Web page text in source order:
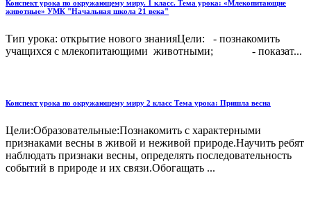
Конспект урока по окружающему миру. 1 класс. Тема урока: «Млекопитающие
животные» УМК "Начальная школа 21 века"
Тип урока: открытие нового знанияЦели: - познакомить
учащихся с млекопитающими животными; - показат...
Конспект урока по окружающему миру 2 класс Тема урока: Пришла весна
Цели:Образовательные:Познакомить с характерными
признаками весны в живой и неживой природе.Научить ребят
наблюдать признаки весны, определять последовательность
событий в природе и их связи.Обогащать ...